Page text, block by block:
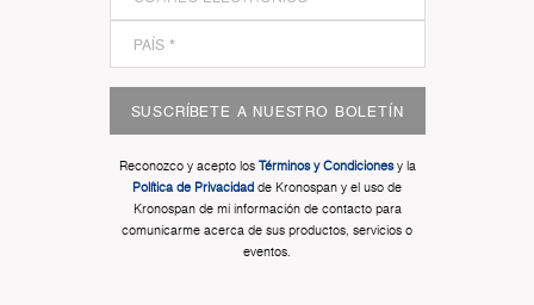
SUSCRÍBETE A NUESTRO BOLETÍN
Reconozco y acepto los Términos y Condicionesy la
Política de Privacidad de Kronospan y el uso de
Kronospan de mi información de contacto para
comunicarme acerca de sus productos, servicios o
eventos.